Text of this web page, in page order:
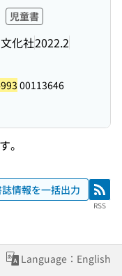
児童書
化社2022.2
00113646
。
情報を一括出力 RSS
RSS
Language：English